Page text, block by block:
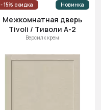
- 15% скидка Новинка
Межкомнатная дверь
Tivoli / Тиволи А-2
Версилк крем